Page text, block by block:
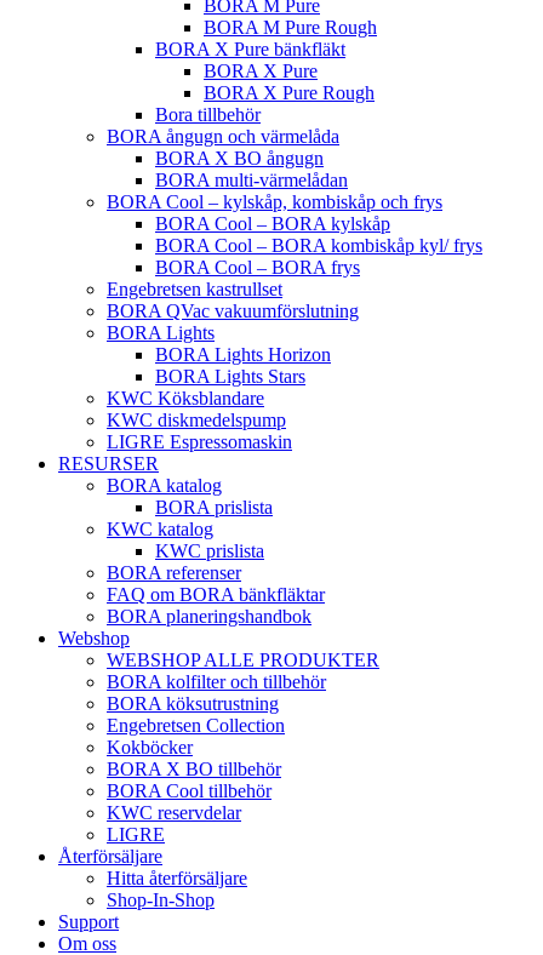
BORA M Pure
BORA M Pure Rough
BORA X Pure bänkfläkt
BORA X Pure
BORA X Pure Rough
Bora tillbehör
BORA ångugn och värmelåda
BORA X BO ångugn
BORA multi-värmelådan
BORA Cool – kylskåp, kombiskåp och frys
BORA Cool – BORA kylskåp
BORA Cool – BORA kombiskåp kyl/ frys
BORA Cool – BORA frys
Engebretsen kastrullset
BORA QVac vakuumförslutning
BORA Lights
BORA Lights Horizon
BORA Lights Stars
KWC Köksblandare
KWC diskmedelspump
LIGRE Espressomaskin
RESURSER
BORA katalog
BORA prislista
KWC katalog
KWC prislista
BORA referenser
FAQ om BORA bänkfläktar
BORA planeringshandbok
Webshop
WEBSHOP ALLE PRODUKTER
BORA kolfilter och tillbehör
BORA köksutrustning
Engebretsen Collection
Kokböcker
BORA X BO tillbehör
BORA Cool tillbehör
KWC reservdelar
LIGRE
Återförsäljare
Hitta återförsäljare
Shop-In-Shop
Support
Om oss